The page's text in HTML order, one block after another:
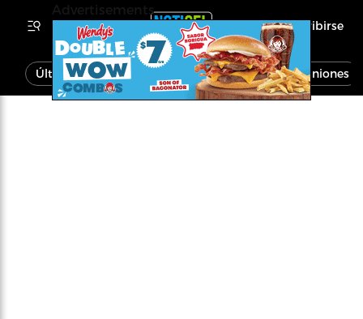
Inscribirse
Última Hora Noticias Economía Opiniones
Advertisements